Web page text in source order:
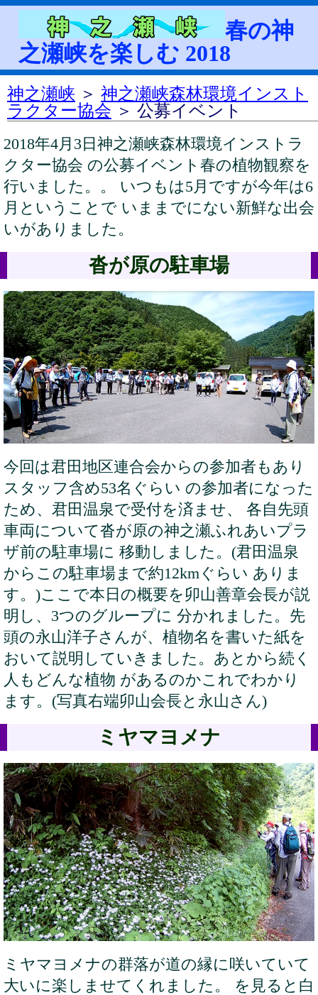
春の神
之瀬峡を楽しむ 2018
神之瀬峡 ＞ 神之瀬峡森林環境インスト
ラクター協会 ＞ 公募イベント
2018年4月3日神之瀬峡森林環境インストラ
クター協会 の公募イベント春の植物観察を
行いました。。 いつもは5月ですが今年は6
月ということで いままでにない新鮮な出会
いがありました。
沓が原の駐車場
今回は君田地区連合会からの参加者もあり
スタッフ含め53名ぐらい の参加者になった
ため、君田温泉で受付を済ませ、 各自先頭
車両について沓が原の神之瀬ふれあいプラ
ザ前の駐車場に 移動しました。(君田温泉
からこの駐車場まで約12kmぐらい ありま
す。)ここで本日の概要を卯山善章会長が説
明し、3つのグループに 分かれました。先
頭の永山洋子さんが、植物名を書いた紙を
おいて説明していきました。あとから続く
人もどんな植物 があるのかこれでわかり
ます。(写真右端卯山会長と永山さん)
ミヤマヨメナ
ミヤマヨメナの群落が道の縁に咲いていて
大いに楽しませてくれました。 を見ると白